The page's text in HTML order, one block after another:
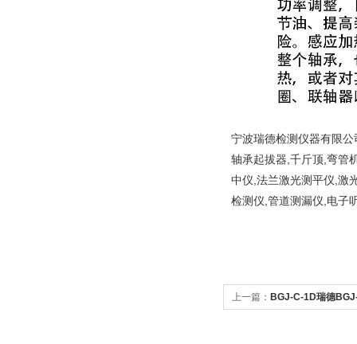
宁波瑞德检测仪器有限
轴承起拔器,千斤顶,弯管
中仪,法兰激光测平仪,激
检测仪,管道测漏仪,电子
上一篇： BGJ-C-1D瑞德